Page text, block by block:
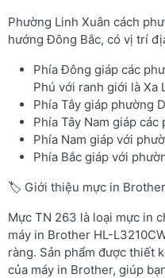
Phường Linh Xuân cách
hướng Đông Bắc, có vị trí
Phía Đông giáp các
Phú với ranh giới là Xa
Phía Tây giáp phường
Phía Tây Nam giáp
Phía Nam giáp với
Phía Bắc giáp với
🏷️ Giới thiệu mực in
Mực TN 263 là loại mực in
máy in Brother HL-
ràng. Sản phẩm được thiết
của máy in Brother, giúp